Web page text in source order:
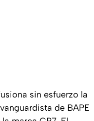
sin esfuerzo la
de BAPE